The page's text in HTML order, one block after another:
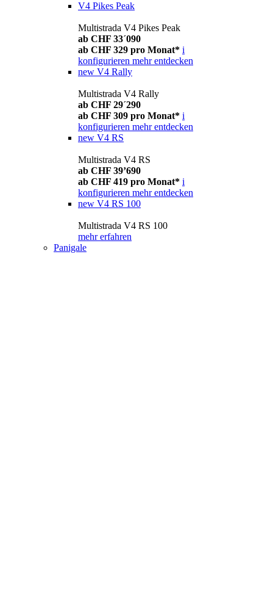
V4 Pikes Peak
Multistrada V4 Pikes Peak
ab CHF 33´090
ab CHF 329 pro Monat* i
konfigurieren mehr entdecken
new V4 Rally
Multistrada V4 Rally
ab CHF 29´290
ab CHF 309 pro Monat* i
konfigurieren mehr entdecken
new V4 RS
Multistrada V4 RS
ab CHF 39’690
ab CHF 419 pro Monat* i
konfigurieren mehr entdecken
new V4 RS 100
Multistrada V4 RS 100
mehr erfahren
Panigale